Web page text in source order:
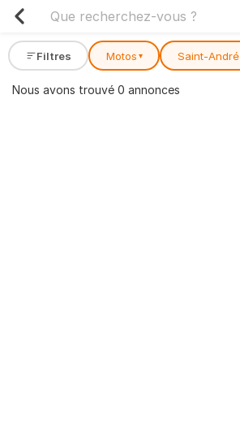
Filtres Motos ▾ Saint-André
Nous avons trouvé 0 annonces